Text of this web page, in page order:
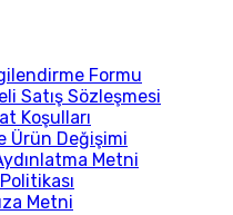
Formu
Satış Sözleşmesi
Koşulları
Ürün Değişimi
Metni
Metni